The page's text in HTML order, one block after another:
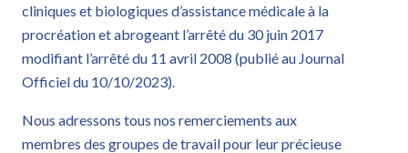
cliniques et biologiques d’assistance médicale à la
procréation et abrogeant l’arrêté du 30 juin 2017
modifiant l’arrêté du 11 avril 2008 (publié au Journal
Officiel du 10/10/2023).
Nous adressons tous nos remerciements aux
membres des groupes de travail pour leur précieuse